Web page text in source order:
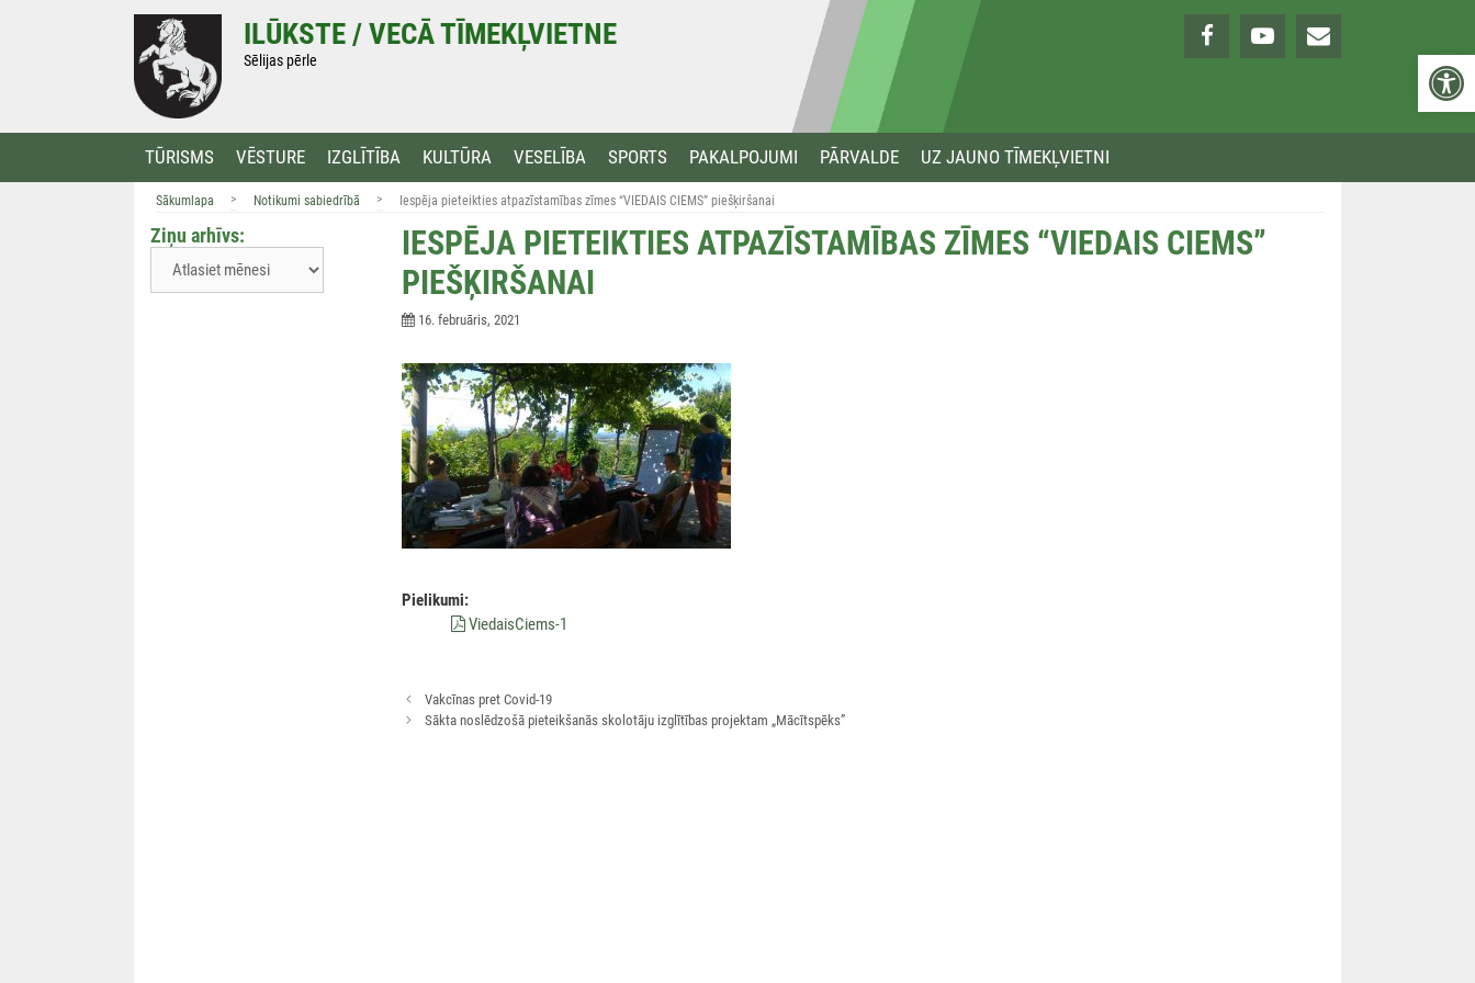
ILŪKSTE / VECĀ TĪMEKĻVIETNE
Sēlijas pērle
TŪRISMS VĒSTURE IZGLĪTĪBA KULTŪRA VESELĪBA SPORTS PAKALPOJUMI PĀRVALDE UZ JAUNO TĪMEKĻVIETNI
Sākumlapa > Notikumi sabiedrībā > Iespēja pieteikties atpazīstamības zīmes “VIEDAIS CIEMS” piešķiršanai
IESPĒJA PIETEIKTIES ATPAZĪSTAMĪBAS ZĪMES “VIEDAIS CIEMS”
PIEŠĶIRŠANAI
16. februāris, 2021
Pielikumi:
ViedaisCiems-1
Rakstu
navigācija
Vakcīnas pret Covid-19
Sākta noslēdzošā pieteikšanās skolotāju izglītības projektam „Mācītspēks”
Ziņu arhīvs: